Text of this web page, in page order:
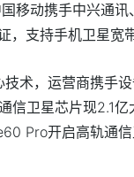
移动携手中兴通讯
支持手机卫星宽带
术，运营商携手
信卫星芯片现2.1亿
Pro开启高轨通信